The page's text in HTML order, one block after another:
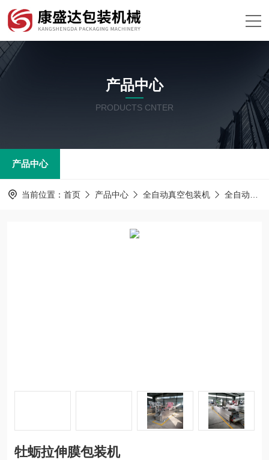
产品中心
PRODUCTS CNTER
产品中心
当前位置： 首页 产品中心 全自动真空包装机 全自动拉伸膜包装机
牡蛎拉伸膜包装机